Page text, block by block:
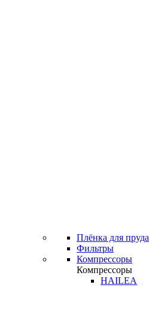
Плёнка для пруда
Фильтры
Компрессоры
Компрессоры
HAILEA